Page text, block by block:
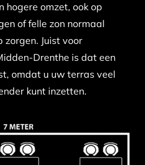
hogere omzet, ook op
of felle zon normaal
zorgen. Juist voor
Drenthe is dat een
omdat u uw terras veel
kunt inzetten.